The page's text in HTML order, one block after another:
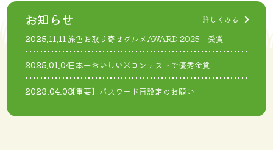
お知らせ 詳しくみる
2025.11.11 旅色お取り寄せグルメAWARD 2025 受賞
2025.01.04日本一おいしい米コンテストで優秀金賞
2023.04.03【重要】パスワード再設定のお願い